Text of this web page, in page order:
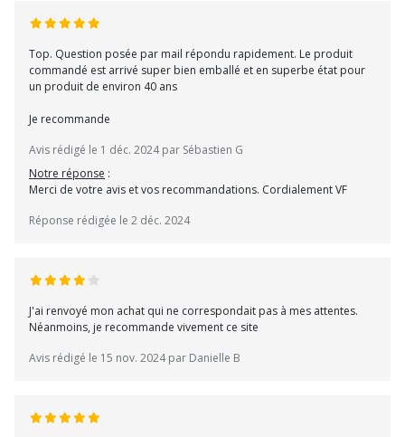
Top. Question posée par mail répondu rapidement. Le produit
commandé est arrivé super bien emballé et en superbe état pour
un produit de environ 40 ans
Je recommande
Avis rédigé le 1 déc. 2024 par Sébastien G
Notre réponse :
Merci de votre avis et vos recommandations. Cordialement VF
Réponse rédigée le 2 déc. 2024
J'ai renvoyé mon achat qui ne correspondait pas à mes attentes.
Néanmoins, je recommande vivement ce site
Avis rédigé le 15 nov. 2024 par Danielle B